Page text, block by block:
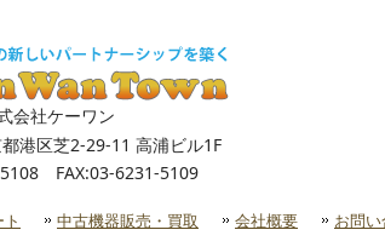
会社ケーワン
港区芝2-29-11 高浦ビル1F
FAX:03-6231-5109
中古機器販売・買取 会社概要 お問